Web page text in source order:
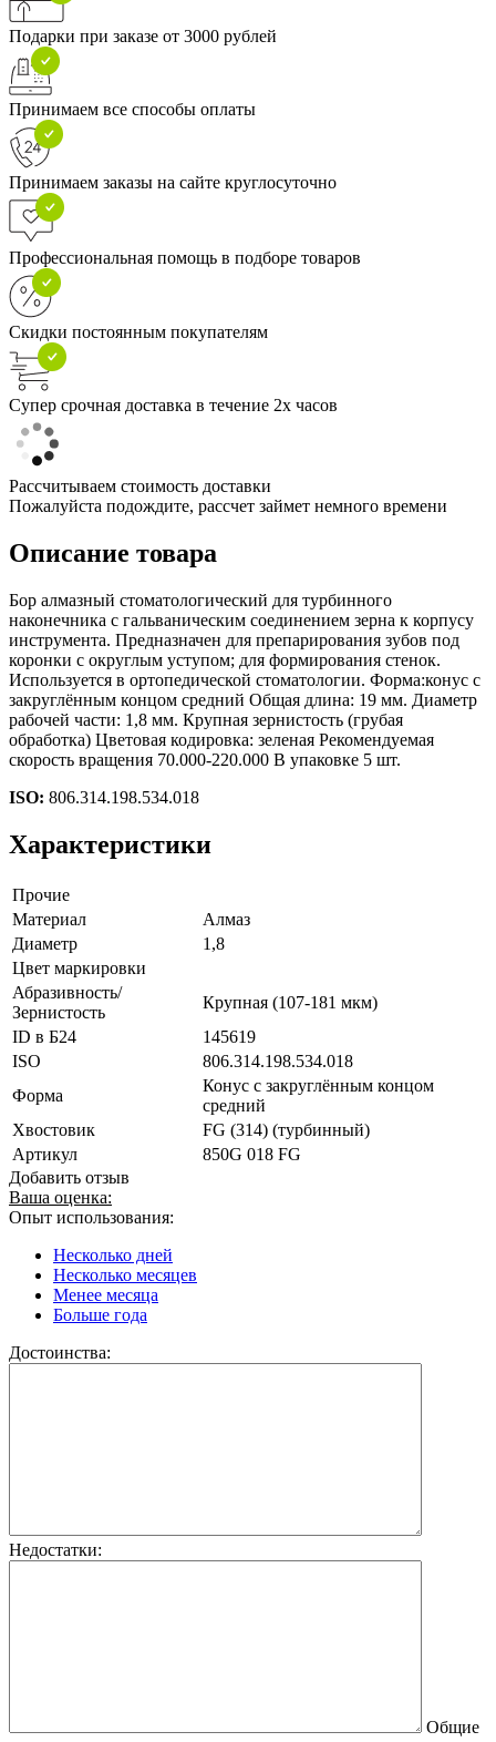
Подарки при заказе от 3000 рублей
Принимаем все способы оплаты
Принимаем заказы на сайте круглосуточно
Профессиональная помощь в подборе товаров
Скидки постоянным покупателям
Супер срочная доставка в течение 2х часов
Рассчитываем стоимость доставки
Пожалуйста подождите, рассчет займет немного времени
Описание товара
Бор алмазный стоматологический для турбинного
наконечника с гальваническим соединением зерна к корпусу
инструмента. Предназначен для препарирования зубов под
коронки с округлым уступом; для формирования стенок.
Используется в ортопедической стоматологии. Форма:конус с
закруглённым концом средний Общая длина: 19 мм. Диаметр
рабочей части: 1,8 мм. Крупная зернистость (грубая
обработка) Цветовая кодировка: зеленая Рекомендуемая
скорость вращения 70.000-220.000 В упаковке 5 шт.
ISO: 806.314.198.534.018
Характеристики
Прочие
Материал
Алмаз
Диаметр
1,8
Цвет маркировки
Абразивность/
Зернистость
Крупная (107-181 мкм)
ID в Б24
145619
ISO
806.314.198.534.018
Форма
Конус с закруглённым концом
средний
Хвостовик
FG (314) (турбинный)
Артикул
850G 018 FG
Добавить отзыв
Ваша оценка:
Опыт использования:
Несколько дней
Несколько месяцев
Менее месяца
Больше года
Достоинства:
Недостатки:
Общие